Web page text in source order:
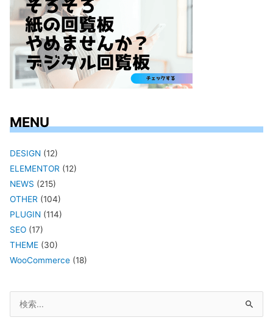
MENU
DESIGN (12)
ELEMENTOR (12)
NEWS (215)
OTHER (104)
PLUGIN (114)
SEO (17)
THEME (30)
WooCommerce (18)